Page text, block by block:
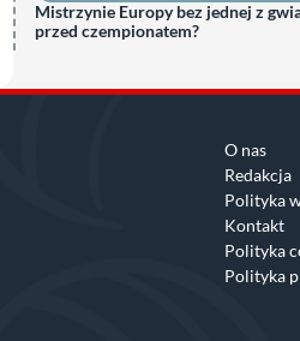
Mistrzynie Europy bez jednej z
przed czempionatem?
O nas
Redakcja
Polityka
Kontakt
Polityka
Polityka